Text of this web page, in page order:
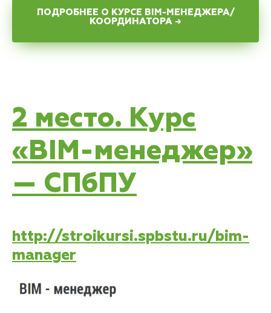
ПОДРОБНЕЕ О КУРСЕ BIM-МЕНЕДЖЕРА/
КООРДИНАТОРА →
2 место. Курс
«BIM-менеджер»
— СПбПУ
http://stroikursi.spbstu.ru/bim-
manager